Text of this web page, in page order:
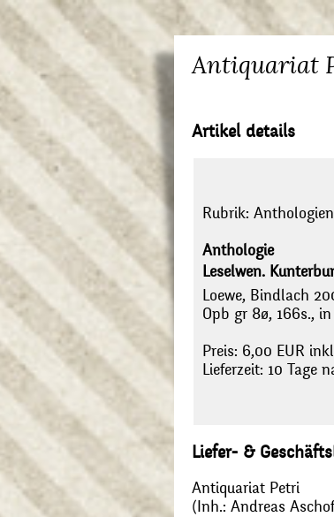
Antiquariat
Artikel details
Rubrik: Anthologien
Anthologie
Leselwen.
Loewe, Bindlach
Opb gr 8ø, 166s.,
Preis: 6,00 EUR
Lieferzeit: 10 Tage
Liefer- &
Antiquariat Petri
(Inh.: Andreas